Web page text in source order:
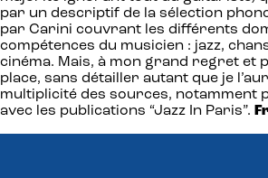
par un descriptif de la sélection
par Carini couvrant les différents
compétences du musicien : jazz,
cinéma. Mais, à mon grand regret et
place, sans détailler autant que je
multiplicité des sources, notamment
avec les publications “Jazz In Paris”.